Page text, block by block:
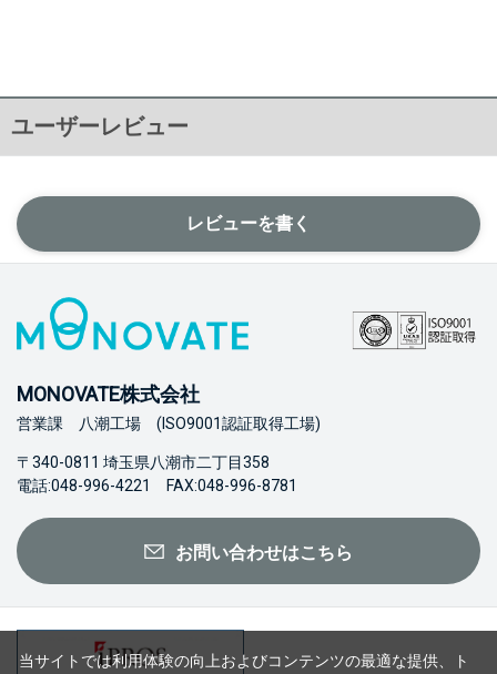
ユーザーレビュー
レビューを書く
MONOVATE株式会社
営業課 八潮工場 (ISO9001認証取得工場)
〒340-0811 埼玉県八潮市二丁目358
電話:048-996-4221 FAX:048-996-8781
お問い合わせはこちら
当サイトでは利用体験の向上およびコンテンツの最適な提供、ト